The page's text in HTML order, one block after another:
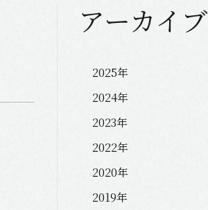
アーカイブ
2025年
2024年
2023年
2022年
2020年
2019年